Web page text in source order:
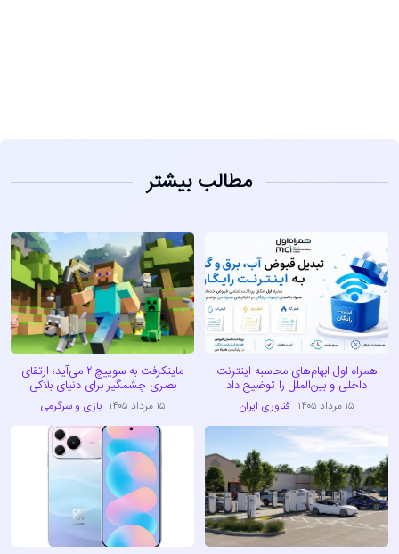
مطالب بیشتر
همراه اول ابهام‌های محاسبه اینترنت
داخلی و بین‌الملل را توضیح داد
۱۵ مرداد ۱۴۰۵ فناوری ایران
ماینکرفت به سوییچ ۲ می‌آید؛ ارتقای
بصری چشمگیر برای دنیای بلاکی
۱۵ مرداد ۱۴۰۵ بازی و سرگرمی